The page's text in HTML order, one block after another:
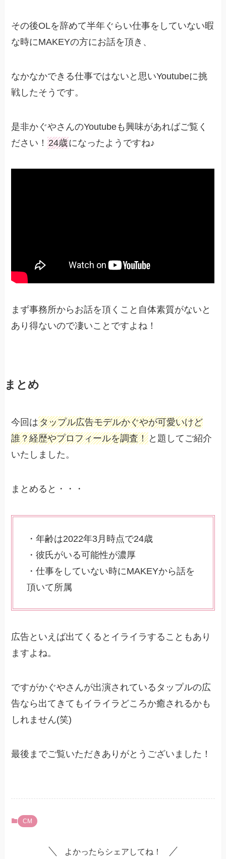
その後OLを辞めて半年ぐらい仕事をしていない暇
な時にMAKEYの方にお話を頂き、
なかなかできる仕事ではないと思いYoutubeに挑
戦したそうです。
是非かぐやさんのYoutubeも興味があればご覧く
ださい！24歳になったようですね♪
まず事務所からお話を頂くこと自体素質がないと
あり得ないので凄いことですよね！
まとめ
今回はタップル広告モデルかぐやが可愛いけど
誰？経歴やプロフィールを調査！ と題してご紹介
いたしました。
まとめると・・・
・年齢は2022年3月時点で24歳
・彼氏がいる可能性が濃厚
・仕事をしていない時にMAKEYから話を
頂いて所属
広告といえば出てくるとイライラすることもあり
ますよね。
ですがかぐやさんが出演されているタップルの広
告なら出てきてもイライラどころか癒されるかも
しれません(笑)
最後までご覧いただきありがとうございました！
CM
よかったらシェアしてね！